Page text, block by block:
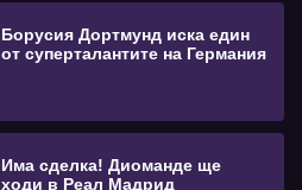
Борусия Дортмунд иска един
от суперталантите на Германия
Има сделка! Диоманде ще
ходи в Реал Мадрид